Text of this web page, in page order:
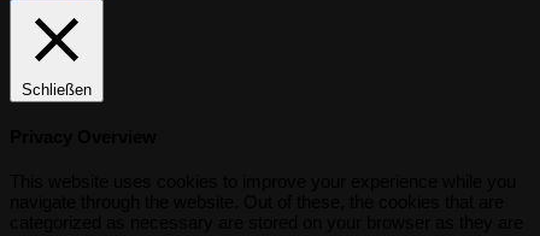
Schließen